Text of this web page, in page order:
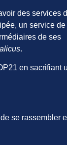
des services
un service
de ses
.
en sacrifiant
se rassembler